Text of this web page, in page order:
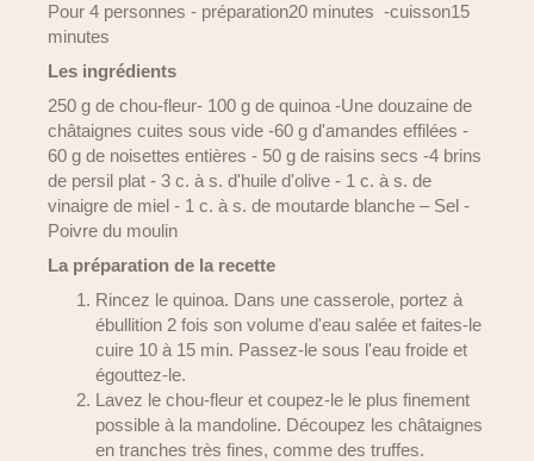
Pour 4 personnes - préparation20 minutes -cuisson15
minutes
Les ingrédients
250 g de chou-fleur- 100 g de quinoa -Une douzaine de
châtaignes cuites sous vide -60 g d'amandes effilées -
60 g de noisettes entières - 50 g de raisins secs -4 brins
de persil plat - 3 c. à s. d'huile d'olive - 1 c. à s. de
vinaigre de miel - 1 c. à s. de moutarde blanche – Sel -
Poivre du moulin
La préparation de la recette
Rincez le quinoa. Dans une casserole, portez à
ébullition 2 fois son volume d'eau salée et faites-le
cuire 10 à 15 min. Passez-le sous l'eau froide et
égouttez-le.
Lavez le chou-fleur et coupez-le le plus finement
possible à la mandoline. Découpez les châtaignes
en tranches très fines, comme des truffes.